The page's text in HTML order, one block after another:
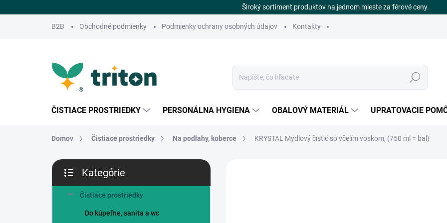
na
Široký sortiment produktov na jednom mieste za férové ceny.
B2B Obchodné podmienky Podmienky ochrany osobných údajov Kontakty
Hľadať
ČISTIACE PROSTRIEDKY PERSONÁLNA HYGIENA OBALOVÝ MATERIÁL UPRATOVACIE
Domov Čistiace prostriedky Na podlahy, koberce KRYSTAL Mydlový čistič so včelím voskom, (750 ml = bal)
B
č
kategórie
Kategórie
Čistiace prostriedky
Do kúpeľne, sanita a wc